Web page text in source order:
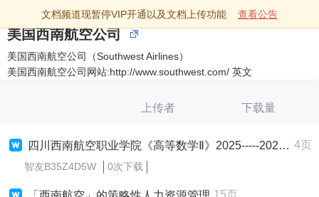
文档频道现暂停VIP开通以及文档上传功能 查看公告
美国西南航空公司
美国西南航空公司（Southwest Airlines）
美国西南航空公司网站:http://www.southwest.com/ 英文
上传者 下载量
四川西南航空职业学院《高等数学Ⅱ》2025-----2026学年期末试卷（A卷） 4页
智友B35Z4D5W 0次下载
15页